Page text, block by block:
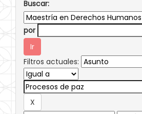
Buscar:
por
Filtros actuales: